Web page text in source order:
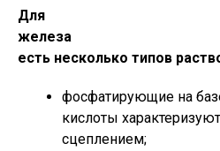
Для
железа
есть несколько типов
фосфатирующие на
кислоты
сцеплением;